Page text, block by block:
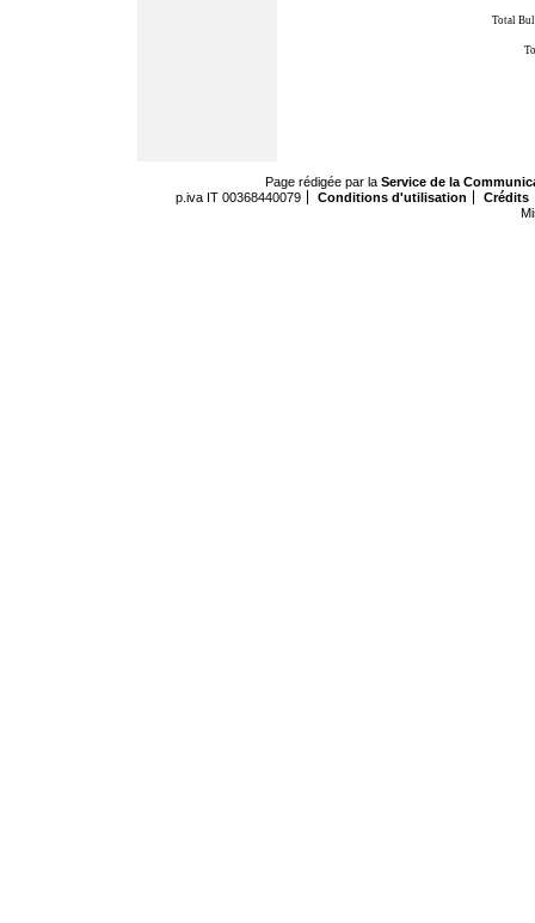
Total
Page rédigée par la Service de la
p.iva IT 00368440079
Conditions d'utilisation
Crédits